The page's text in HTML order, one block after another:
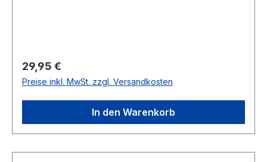
Regulärer Preis:
29,95 €
Preise inkl. MwSt. zzgl. Versandkosten
In den Warenkorb